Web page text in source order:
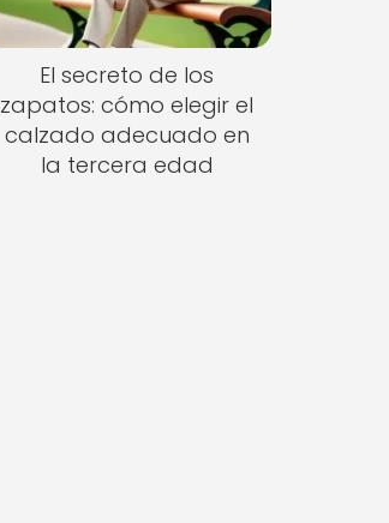
El secreto de los
zapatos: cómo elegir el
calzado adecuado en
la tercera edad